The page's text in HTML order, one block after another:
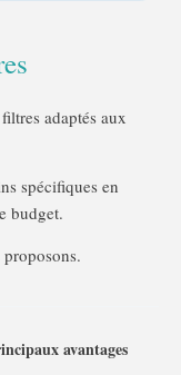
adaptés aux
spécifiques en
budget.
avantages